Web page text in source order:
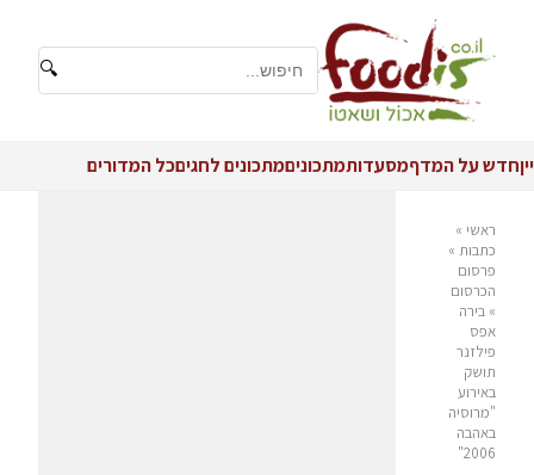
🔍
ייןחדש על המדףמסעדותמתכוניםמתכונים לחגיםכל המדורים
ראשי »
כתבות »
פרסום
הכרסום
» בירה
אפס
פילזנר
תושק
באירוע
"מרוסיה
באהבה
2006"